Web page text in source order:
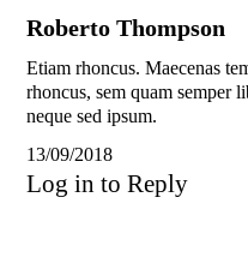
Roberto Thompson
Etiam rhoncus. Maecenas
rhoncus, sem quam semper
neque sed ipsum.
13/09/2018
Log in to Reply